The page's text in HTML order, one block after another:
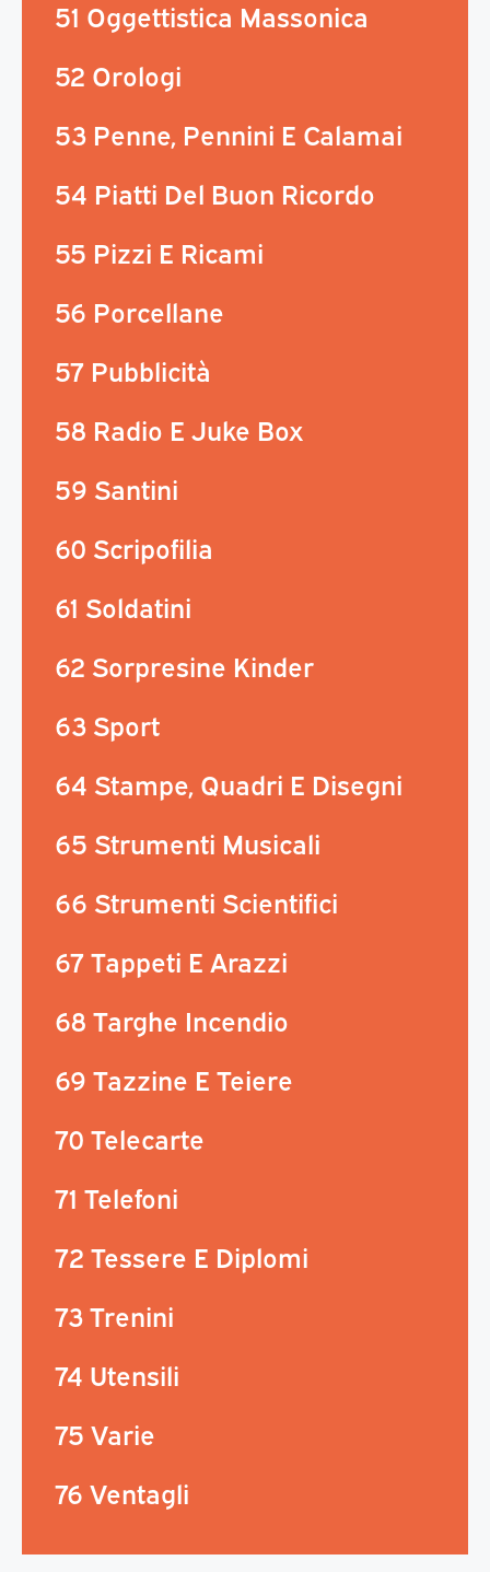
51 Oggettistica Massonica
52 Orologi
53 Penne, Pennini E Calamai
54 Piatti Del Buon Ricordo
55 Pizzi E Ricami
56 Porcellane
57 Pubblicità
58 Radio E Juke Box
59 Santini
60 Scripofilia
61 Soldatini
62 Sorpresine Kinder
63 Sport
64 Stampe, Quadri E Disegni
65 Strumenti Musicali
66 Strumenti Scientifici
67 Tappeti E Arazzi
68 Targhe Incendio
69 Tazzine E Teiere
70 Telecarte
71 Telefoni
72 Tessere E Diplomi
73 Trenini
74 Utensili
75 Varie
76 Ventagli